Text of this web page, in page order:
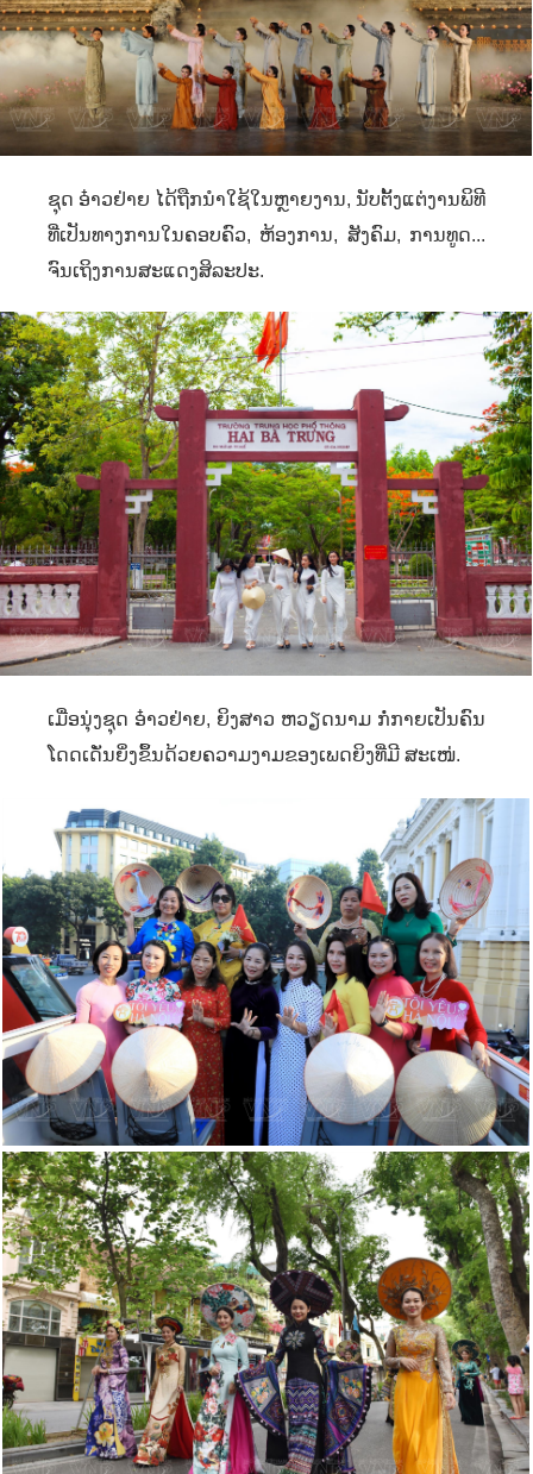
ຊຸດ ອ໋າວຢ່າຍ ໄດ້ຖືກນຳໃຊ້ໃນຫຼາຍງານ, ນັບຕັ້ງແຕ່ງານພິທີ
ທີ່ເປັນທາງການໃນຄອບຄົວ, ຫ້ອງການ, ສັງຄົມ, ການທູດ...
ຈົນເຖິງການສະແດງສິລະປະ.
ເມື່ອນຸ່ງຊຸດ ອ໋າວຢ່າຍ, ຍິງສາວ ຫວຽດນາມ ກໍ່ກາຍເປັນຄົນ
ໂດດເດັ່ນຍິ່ງຂຶ້ນດ້ວຍຄວາມງາມຂອງເພດຍິງທີ່ມີ ສະເໜ່.